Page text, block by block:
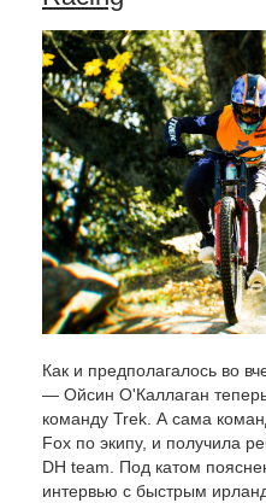
Как и предполагалось во
— Ойсин О'Каллаган теперь
команду Trek. А сама
Fox по экипу, и получила
DH team. Под катом
интервью с быстрым